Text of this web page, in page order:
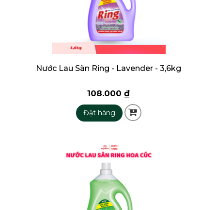
Nước Lau Sàn Ring - Lavender - 3,6kg
108.000 ₫
Đặt hàng